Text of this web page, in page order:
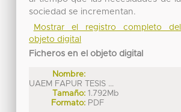
sociedad se incrementan.
Mostrar el registro completo del
objeto digital
Ficheros en el objeto digital
Nombre:
UAEM FAPUR TESIS ...
Tamaño: 1.792Mb
Formato: PDF